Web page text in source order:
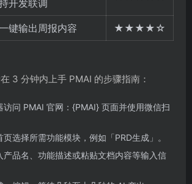
开发联调
键输出周报内容 ★★★★☆
3 分钟内上手 PMAI 的步骤指南：
访问 PMAI 官网：{PMAI} 页面并使用微信扫
选择所需功能模块，例如「PRD生成」。
产品名、功能描述或粘贴文档内容等输入信